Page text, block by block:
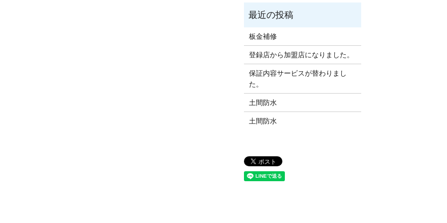
板金補修
登録店から加盟店になりました。
保証内容サービスが替わりまし
た。
土間防水
土間防水